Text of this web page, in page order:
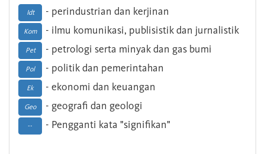
Idt - perindustrian dan kerjinan
Kom - ilmu komunikasi, publisistik dan jurnalistik
Pet - petrologi serta minyak dan gas bumi
Pol - politik dan pemerintahan
Ek - ekonomi dan keuangan
Geo - geografi dan geologi
-- - Pengganti kata "signifikan"